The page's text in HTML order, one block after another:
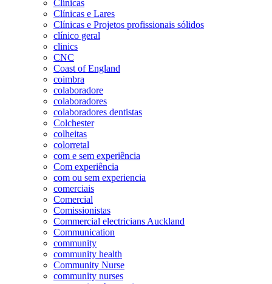
Clínicas
Clínicas e Lares
Clínicas e Projetos profissionais sólidos
clínico geral
clinics
CNC
Coast of England
coimbra
colaboradore
colaboradores
colaboradores dentistas
Colchester
colheitas
colorretal
com e sem experiência
Com experiência
com ou sem experiencia
comerciais
Comercial
Comissionistas
Commercial electricians Auckland
Communication
community
community health
Community Nurse
community nurses